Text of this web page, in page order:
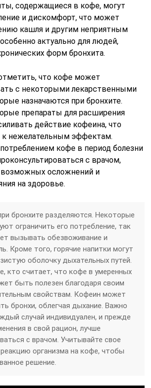
содержащиеся в кофе, могут
и дискомфорт, что может
кашля и другим неприятным
актуально для людей,
форм бронхита.
что кофе может
с некоторыми лекарственными
назначаются при бронхите.
препараты для расширения
действие кофеина, что
нежелательным эффектам.
кофе в период болезни
с врачом,
осложнений и
на здоровье.
бронхите разделяются. Некоторые
ограничить его потребление, так
вызывать обезвоживание и
Кроме того, горячие напитки могут
оболочку дыхательных путей.
кто считает, что кофе в умеренных
быть полезен благодаря своим
свойствам. Кофеин может
бронхи, облегчая дыхание. Важно
случай индивидуален, и прежде
в свой рацион, лучше
с врачом. Учитывайте свое
организма на кофе, чтобы
решение.